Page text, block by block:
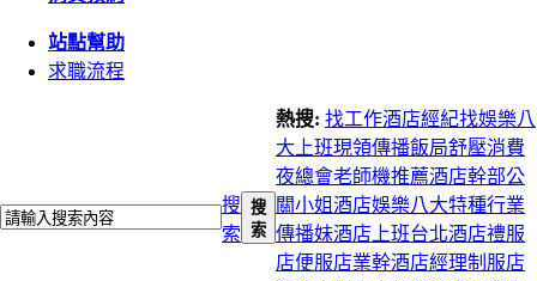
站點幫助
求職流程
搜
索
搜
索
熱搜: 找工作酒店經紀找娛樂八
大上班現領傳播飯局舒壓消費
夜總會老師機推薦酒店幹部公
關小姐酒店娛樂八大特種行業
傳播妹酒店上班台北酒店禮服
店便服店業幹酒店經理制服店